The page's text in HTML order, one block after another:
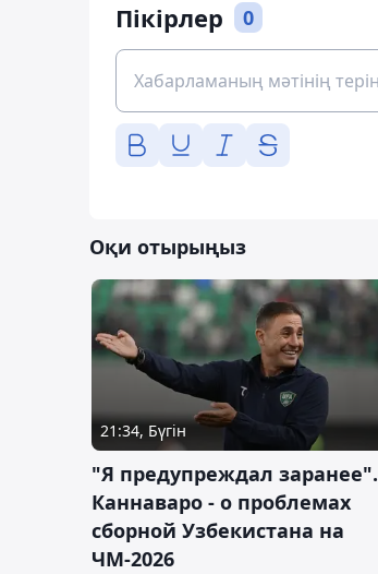
Пікірлер 0
Оқи отырыңыз
21:34, Бүгін
"Я предупреждал заранее".
Каннаваро - о проблемах
сборной Узбекистана на
ЧМ-2026